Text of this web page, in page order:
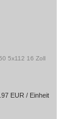
5x112 16 Zoll
EUR / Einheit